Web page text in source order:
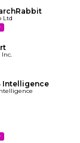
Ltd
Inc.
Intelligence